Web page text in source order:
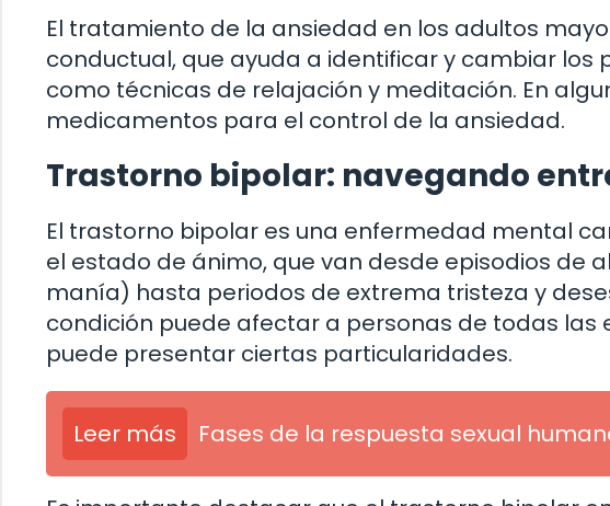
El tratamiento de la ansiedad en los adultos
conductual, que ayuda a identificar y cambiar
como técnicas de relajación y meditación. En
medicamentos para el control de la ansiedad.
Trastorno bipolar: navegando
El trastorno bipolar es una enfermedad mental
el estado de ánimo, que van desde episodios de
manía) hasta periodos de extrema tristeza y
condición puede afectar a personas de todas las
puede presentar ciertas particularidades.
Leer más Fases de la respuesta sexual